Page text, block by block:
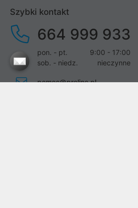
Szybki kontakt
664 999 933
pon. - pt.
9:00 - 17:00
sob. - niedz.
nieczynne
pomoc@proline.pl